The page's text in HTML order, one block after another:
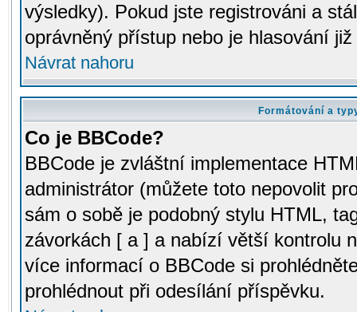
výsledky). Pokud jste registrováni a
oprávněný přístup nebo je hlasování
Návrat nahoru
Formátování a
Co je BBCode?
BBCode je zvláštní implementace
administrátor (můžete toto nepovolit
sám o sobě je podobný stylu HTML,
závorkách [ a ] a nabízí větší kontrolu
více informací o BBCode si
prohlédnout při odesílání příspěvku.